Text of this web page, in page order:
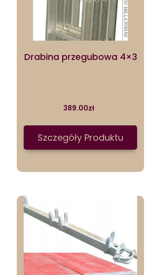
Drabina przegubowa 4×3
389.00zł
Szczegóły Produktu